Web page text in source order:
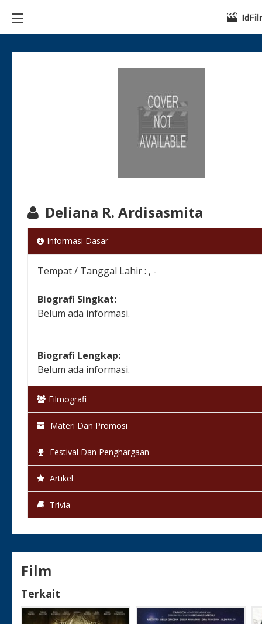
Deliana R. Ardisasmita
Informasi Dasar
Tempat / Tanggal Lahir : , -
Biografi Singkat:
Belum ada informasi.
Biografi Lengkap:
Belum ada informasi.
Filmografi
Materi Dan Promosi
Festival Dan Penghargaan
Artikel
Trivia
Film
Terkait